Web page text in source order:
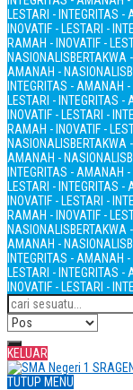
LESTARI - INTEGRITAS
INOVATIF - LESTARI -
RAMAH - INOVATIF -
NASIONALISBERTAKWA
AMANAH - NASIONALIS
INTEGRITAS - AMANAH
LESTARI - INTEGRITAS
INOVATIF - LESTARI -
RAMAH - INOVATIF -
NASIONALISBERTAKWA
AMANAH - NASIONALIS
INTEGRITAS - AMANAH
LESTARI - INTEGRITAS
INOVATIF - LESTARI -
RAMAH - INOVATIF -
NASIONALISBERTAKWA
AMANAH - NASIONALIS
INTEGRITAS - AMANAH
LESTARI - INTEGRITAS
INOVATIF - LESTARI -
KELUAR
TUTUP MENU